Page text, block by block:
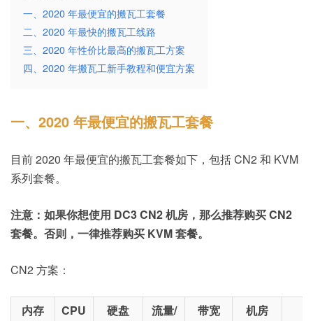
一、2020 年最便宜的搬瓦工套餐
二、2020 年最快的搬瓦工线路
三、2020 年性价比最高的搬瓦工方案
四、2020 年搬瓦工新手教程和便宜方案
一、2020 年最便宜的搬瓦工套餐
目前 2020 年最便宜的搬瓦工套餐如下，包括 CN2 和 KVM
系列套餐。
注意：如果你想使用 DC3 CN2 机房，那么推荐购买 CN2
套餐。否则，一律推荐购买 KVM 套餐。
CN2 方案：
内存 CPU 硬盘
流量/
带宽 机房